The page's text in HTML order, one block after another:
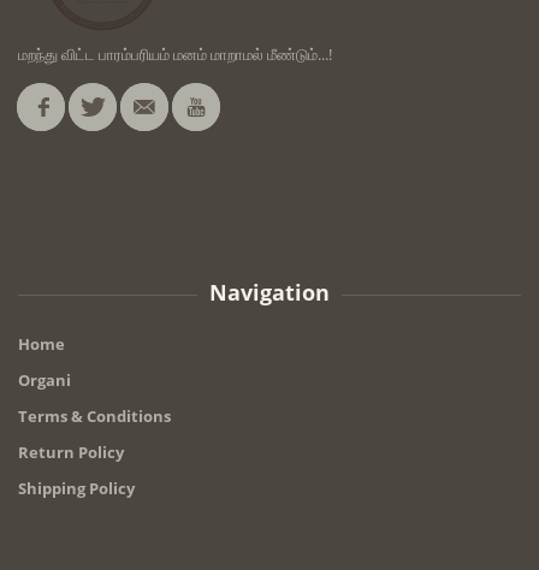
மறந்து விட்ட பாரம்பரியம் மனம் மாறாமல் மீண்டும்...!
Navigation
Home
Organi
Terms & Conditions
Return Policy
Shipping Policy